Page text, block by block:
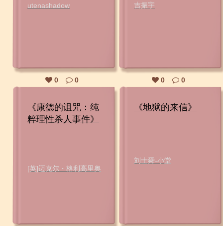
utenashadow
0 0
吉振宇
0 0
《康德的诅咒：纯
粹理性杀人事件》
[英]迈克尔・格利高里奥
《地狱的来信》
刘士舜-小堂